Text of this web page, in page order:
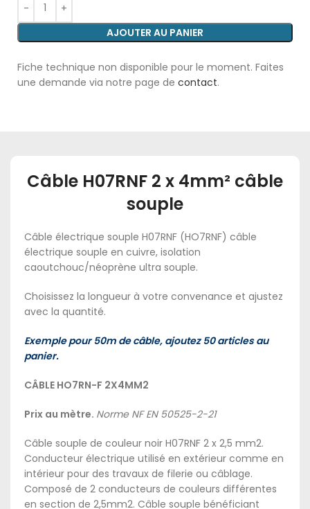
AJOUTER AU PANIER
Fiche technique non disponible pour le moment. Faites
une demande via notre page de contact.
Câble H07RNF 2 x 4mm² câble
souple
Câble électrique souple H07RNF (HO7RNF) câble
électrique souple en cuivre, isolation
caoutchouc/néoprène ultra souple.
Choisissez la longueur à votre convenance et ajustez
avec la quantité.
Exemple pour 50m de câble, ajoutez 50 articles au
panier.
CÂBLE HO7RN-F 2X4MM2
Prix au mètre. Norme NF EN 50525-2-21
Câble souple de couleur noir H07RNF 2 x 2,5 mm2.
Conducteur électrique utilisé en extérieur comme en
intérieur pour des travaux de filerie ou câblage.
Composé de 2 conducteurs de couleurs différentes
en section de 2,5mm2. Câble souple bénéficiant